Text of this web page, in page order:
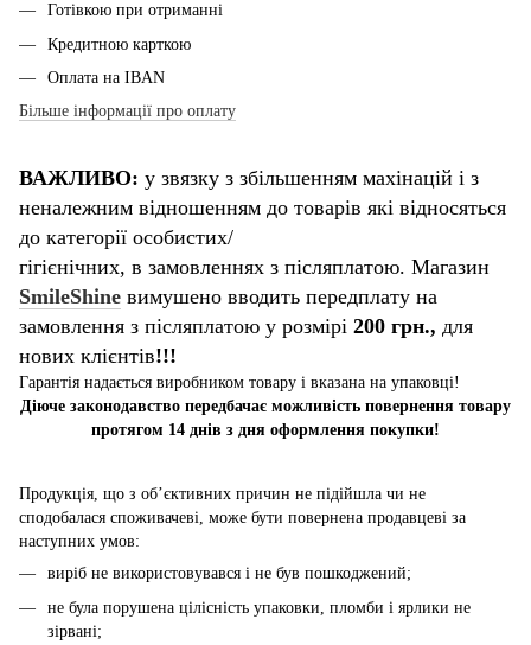
Готівкою при отриманні
Кредитною карткою
Оплата на IBAN
Більше інформації про оплату
ВАЖЛИВО: у звязку з збільшенням махінацій і з
неналежним відношенням до товарів які відносяться
до категорії особистих/
гігієнічних, в замовленнях з післяплатою. Магазин
SmileShine вимушено вводить передплату на
замовлення з післяплатою у розмірі 200 грн., для
нових клієнтів!!!
Гарантія надається виробником товару і вказана на упаковці!
Діюче законодавство передбачає можливість повернення товару
протягом 14 днів з дня оформлення покупки!
Продукція, що з об’єктивних причин не підійшла чи не
сподобалася споживачеві, може бути повернена продавцеві за
наступних умов:
виріб не використовувався і не був пошкоджений;
не була порушена цілісність упаковки, пломби і ярлики не
зірвані;